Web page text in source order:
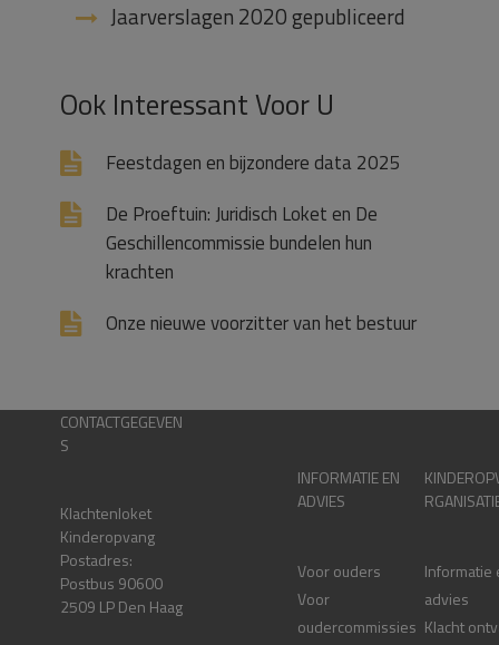
Jaarverslagen 2020 gepubliceerd
Ook Interessant Voor U
Feestdagen en bijzondere data 2025
De Proeftuin: Juridisch Loket en De
Geschillencommissie bundelen hun
krachten
Onze nieuwe voorzitter van het bestuur
CONTACTGEGEVEN
S
Klachtenloket
Kinderopvang
Postadres:
Postbus 90600
2509 LP Den Haag
INFORMATIE EN
ADVIES
Voor ouders
Voor
oudercommissies
Informatie
advies
Klacht